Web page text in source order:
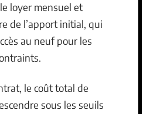
loyer mensuel et
de l’apport initial, qui
au neuf pour les
le coût total de
sous les seuils